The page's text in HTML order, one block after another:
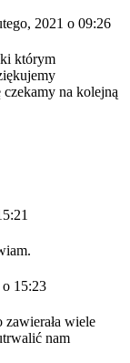
2021 o 09:26
którym
na kolejną
o 15:23
zawierała wiele
nam